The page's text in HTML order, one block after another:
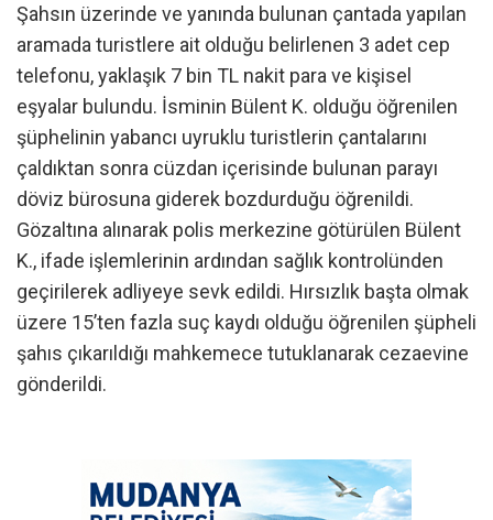
Şahsın üzerinde ve yanında bulunan çantada yapılan
aramada turistlere ait olduğu belirlenen 3 adet cep
telefonu, yaklaşık 7 bin TL nakit para ve kişisel
eşyalar bulundu. İsminin Bülent K. olduğu öğrenilen
şüphelinin yabancı uyruklu turistlerin çantalarını
çaldıktan sonra cüzdan içerisinde bulunan parayı
döviz bürosuna giderek bozdurduğu öğrenildi.
Gözaltına alınarak polis merkezine götürülen Bülent
K., ifade işlemlerinin ardından sağlık kontrolünden
geçirilerek adliyeye sevk edildi. Hırsızlık başta olmak
üzere 15’ten fazla suç kaydı olduğu öğrenilen şüpheli
şahıs çıkarıldığı mahkemece tutuklanarak cezaevine
gönderildi.